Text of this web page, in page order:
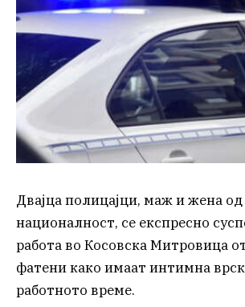
Двајца полицајци, маж и жена од
националност, се експресно
работа во Косовска Митровица
фатени како имаат интимна
работното време.